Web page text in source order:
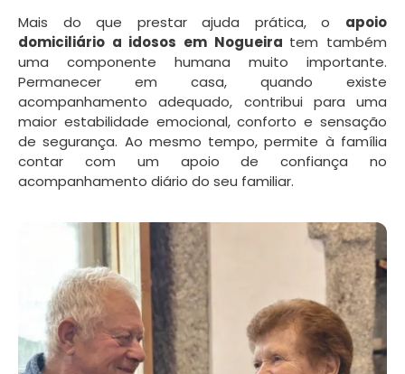
Mais do que prestar ajuda prática, o apoio
domiciliário a idosos em Nogueira tem também
uma componente humana muito importante.
Permanecer em casa, quando existe
acompanhamento adequado, contribui para uma
maior estabilidade emocional, conforto e sensação
de segurança. Ao mesmo tempo, permite à família
contar com um apoio de confiança no
acompanhamento diário do seu familiar.